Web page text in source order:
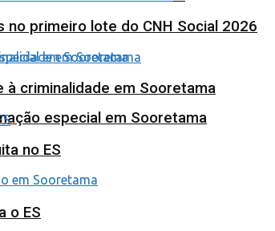
especial em Sooretama
primeiro lote do CNH Social 2026
à criminalidade em Sooretama
no ES
o ES